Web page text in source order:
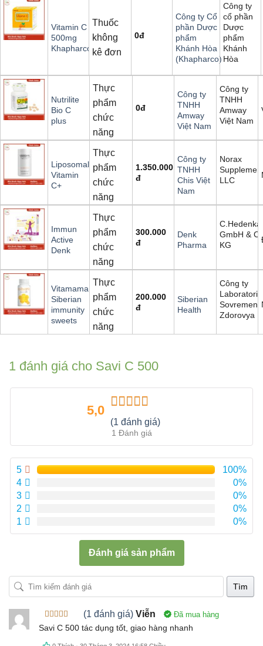
Vitamin C
500mg
Khapharco
Thuốc
không
kê đơn
0đ
Công ty Cổ
phần Dược
phẩm
Khánh Hòa
(Khapharco)
Công ty
cổ phần
Dược
phẩm
Khánh
Hòa
Nutrilite
Bio C
plus
Thực
phẩm
chức
năng
0đ
Công ty
TNHH
Amway
Việt Nam
Công ty
TNHH
Amway
Việt Nam
Liposomal
Vitamin
C+
Thực
phẩm
chức
năng
1.350.000
đ
Công ty
TNHH
Chis Việt
Nam
Norax
LLC
Immun
Active
Denk
Thực
phẩm
chức
năng
300.000
đ
Denk
Pharma
GmbH &
KG
Vitamama
Siberian
immunity
sweets
Thực
phẩm
chức
năng
200.000
đ
Siberian
Health
Công ty
Zdorovya
1 đánh giá cho Savi C 500
5,0
Được xếp
hạng 5.00
sao
(1 đánh giá)
1 Đánh giá
5
100%
4
0%
3
0%
2
0%
1
0%
Đánh giá sản phẩm
Tìm
Được xếp
hạng 55
sao
(1 đánh giá) Viễn Đã mua hàng
Savi C 500 tác dụng tốt, giao hàng nhanh